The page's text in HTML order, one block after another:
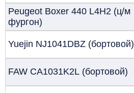
Peugeot Boxer 440 L4H2 (ц/м
фургон)
Yuejin NJ1041DBZ (бортовой)
FAW CA1031K2L (бортовой)